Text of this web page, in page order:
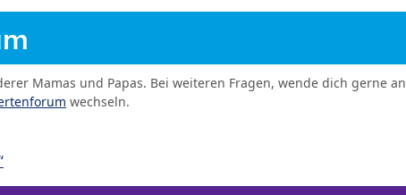
Mamas und Papas. Bei weiteren Fragen, wende dich gerne an
wechseln.